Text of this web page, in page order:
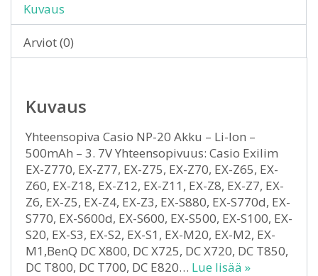
Kuvaus
Arviot (0)
Kuvaus
Yhteensopiva Casio NP-20 Akku – Li-Ion –
500mAh – 3. 7V Yhteensopivuus: Casio Exilim
EX-Z770, EX-Z77, EX-Z75, EX-Z70, EX-Z65, EX-
Z60, EX-Z18, EX-Z12, EX-Z11, EX-Z8, EX-Z7, EX-
Z6, EX-Z5, EX-Z4, EX-Z3, EX-S880, EX-S770d, EX-
S770, EX-S600d, EX-S600, EX-S500, EX-S100, EX-
S20, EX-S3, EX-S2, EX-S1, EX-M20, EX-M2, EX-
M1,BenQ DC X800, DC X725, DC X720, DC T850,
DC T800, DC T700, DC E820… Lue lisää »